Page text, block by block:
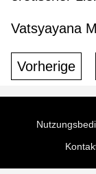
Vatsyayana
Vorherige